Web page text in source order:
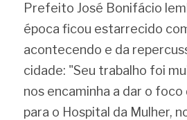
Prefeito José Bonifácio
época ficou estarrecido
acontecendo e da
cidade: "Seu trabalho foi
nos encaminha a dar o
para o Hospital da Mulher,